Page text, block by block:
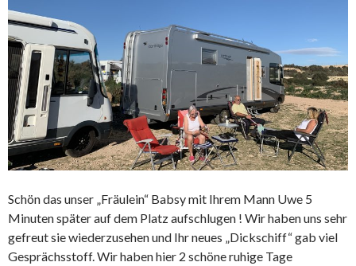
Schön das unser „Fräulein“ Babsy mit Ihrem Mann Uwe 5
Minuten später auf dem Platz aufschlugen ! Wir haben uns sehr
gefreut sie wiederzusehen und Ihr neues „Dickschiff“ gab viel
Gesprächsstoff. Wir haben hier 2 schöne ruhige Tage